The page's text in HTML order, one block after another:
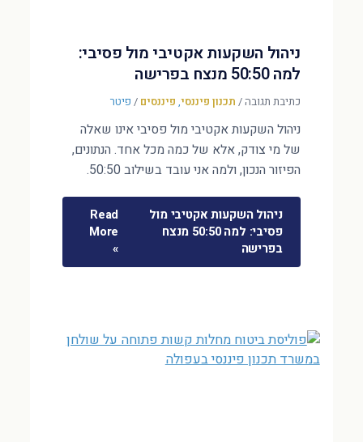
ניהול השקעות אקטיבי מול פסיבי:
למה 50:50 מנצח בפרישה
כתיבת תגובה/ תכנון פיננסי, פיננסים / פיטר
ניהול השקעות אקטיבי מול פסיבי אינו שאלה
של מי צודק, אלא של כמה מכל אחד. הנתונים,
הפיזור הנכון, ולמה אני עובד בשילוב 50:50.
ניהול השקעות אקטיבי מול
פסיבי: למה 50:50 מנצח
בפרישה
Read
More
»